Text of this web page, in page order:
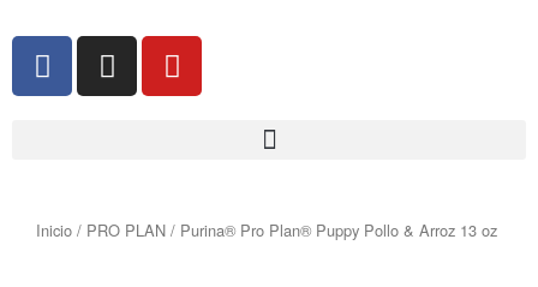
contenido
F
a
c
o
I
n
s
r
Y
o
u
e
Inicio / PRO PLAN / Purina® Pro Plan® Puppy Pollo & Arroz 13 oz